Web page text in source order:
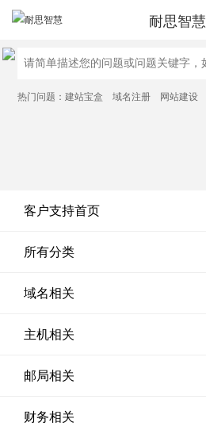
耐思智慧
热门问题：建站宝盒 域名注册 网站建设
客户支持首页
所有分类
域名相关
主机相关
邮局相关
财务相关